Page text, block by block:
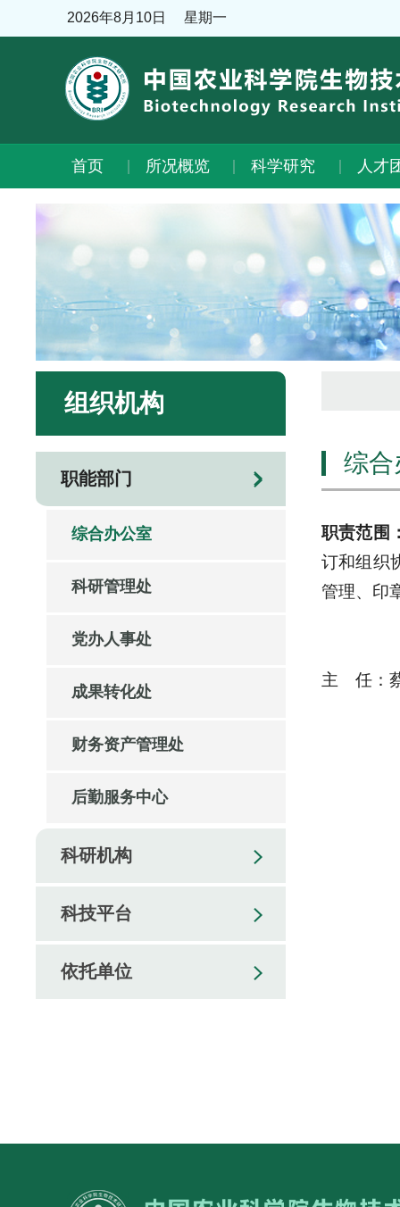
2026年8月10日 星期一
首页 所况概览 科学研究 人才
组织机构
职能部门
综合办公室
科研管理处
党办人事处
成果转化处
财务资产管理处
后勤服务中心
科研机构
科技平台
依托单位
综合
职责范围
订和组织
管理、印
主 任：